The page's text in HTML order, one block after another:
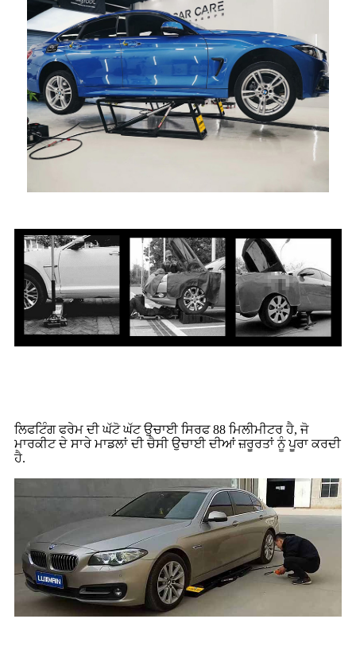
ਲਿਫਟਿੰਗ ਫਰੇਮ ਦੀ ਘੱਟੋ ਘੱਟ ਉਚਾਈ ਸਿਰਫ 88 ਮਿਲੀਮੀਟਰ ਹੈ, ਜੋ
ਮਾਰਕੀਟ ਦੇ ਸਾਰੇ ਮਾਡਲਾਂ ਦੀ ਚੈਸੀ ਉਚਾਈ ਦੀਆਂ ਜ਼ਰੂਰਤਾਂ ਨੂੰ ਪੂਰਾ ਕਰਦੀ
ਹੈ.